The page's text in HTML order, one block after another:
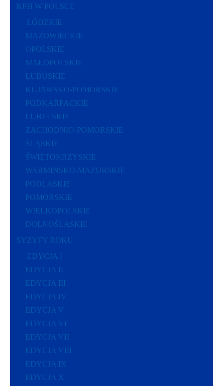
KPH W POLSCE
ŁÓDZKIE
MAZOWIECKIE
OPOLSKIE
MAŁOPOLSKIE
LUBUSKIE
KUJAWSKO-POMORSKIE
PODKARPACKIE
LUBELSKIE
ZACHODNIO-POMORSKIE
ŚLĄSKIE
ŚWIĘTOKRZYSKIE
WARMIŃSKO-MAZURSKIE
PODLASKIE
POMORSKIE
WIELKOPOLSKIE
DOLNOŚLĄSKIE
SYZYFY ROKU
EDYCJA I
EDYCJA II
EDYCJA III
EDYCJA IV
EDYCJA V
EDYCJA VI
EDYCJA VII
EDYCJA VIII
EDYCJA IX
EDYCJA X